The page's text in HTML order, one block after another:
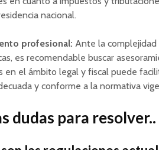
nacional.
profesional: Ante la complejidad
es recomendable buscar
en el ámbito legal y fiscal puede
y conforme a la normativa
dudas para resolver..